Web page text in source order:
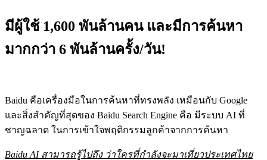
มีผู้ใช้ 1,600 พันล้านคน และมีการค้นหา
มากกว่า 6 พันล้านครั้ง/วัน!
Baidu คือเครื่องมือในการค้นหาที่ทรงพลัง เหมือนกับ Google
และสิ่งสำคัญที่สุดของ Baidu Search Engine คือ มีระบบ AI ที่
ชาญฉลาด ในการเข้าใจพฤติกรรมลูกค้าจากการค้นหา
Baidu AI สามารถรู้ไปถึง ว่าใครที่กำลังจะมาเที่ยวประเทศไทย